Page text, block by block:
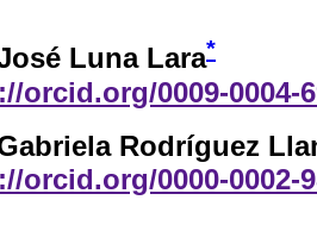
Luna Lara*
orcid.org/0009-0004-
Rodríguez
orcid.org/0000-0002-